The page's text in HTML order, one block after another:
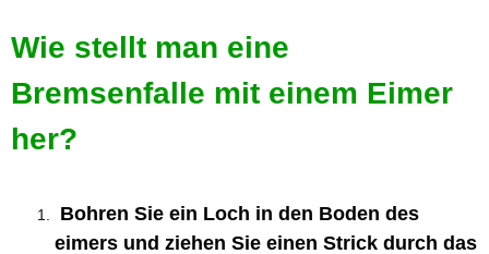
Wie stellt man eine
Bremsenfalle mit einem Eimer
her?
Bohren Sie ein Loch in den Boden des
eimers und ziehen Sie einen Strick durch das